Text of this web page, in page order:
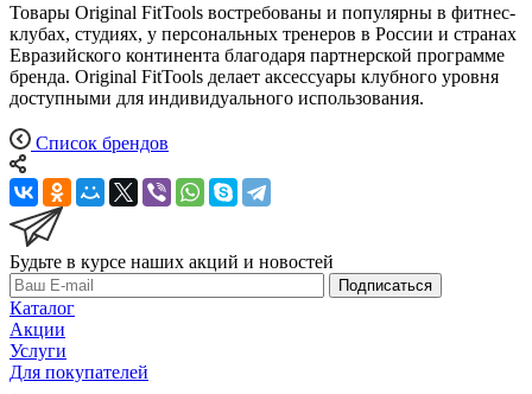
Товары Original FitTools востребованы и популярны в фитнес-
клубах, студиях, у персональных тренеров в России и странах
Евразийского континента благодаря партнерской программе
бренда. Original FitTools делает аксессуары клубного уровня
доступными для индивидуального использования.
Список брендов
Будьте в курсе наших акций и новостей
Подписаться
Каталог
Акции
Услуги
Для покупателей